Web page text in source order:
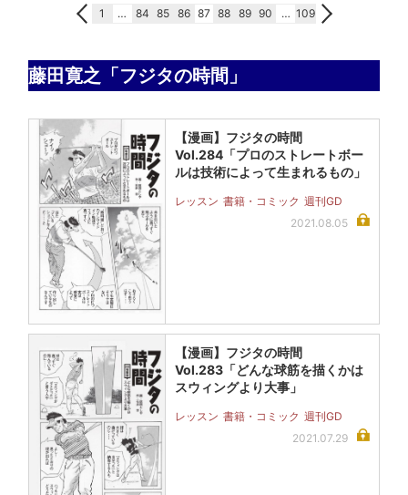
1 … 84 85 86 87 88 89 90 … 109
藤田寛之「フジタの時間」
【漫画】フジタの時間
Vol.284「プロのストレートボー
ルは技術によって生まれるもの」
レッスン 書籍・コミック 週刊GD
2021.08.05
【漫画】フジタの時間
Vol.283「どんな球筋を描くかは
スウィングより大事」
レッスン 書籍・コミック 週刊GD
2021.07.29